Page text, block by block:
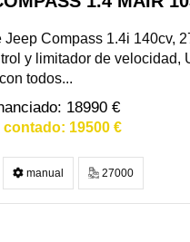
Jeep Compass 1.4i 140cv,
y limitador de velocidad,
todos...
18990 €
19500 €
manual 27000